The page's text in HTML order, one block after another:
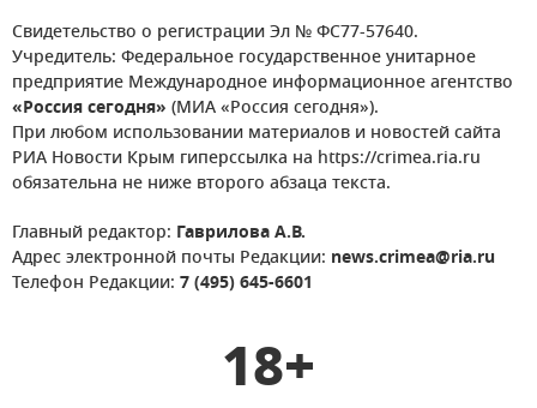
Свидетельство о регистрации Эл № ФС77-57640.
Учредитель: Федеральное государственное унитарное
предприятие Международное информационное агентство
«Россия сегодня» (МИА «Россия сегодня»).
При любом использовании материалов и новостей сайта
РИА Новости Крым гиперссылка на https://crimea.ria.ru
обязательна не ниже второго абзаца текста.
Главный редактор: Гаврилова А.В.
Адрес электронной почты Редакции: news.crimea@ria.ru
Телефон Редакции: 7 (495) 645-6601
18+